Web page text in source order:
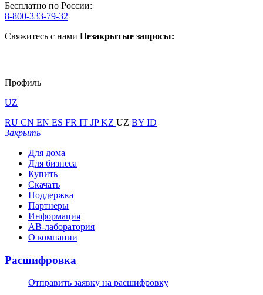
Бесплатно по России:
8-800-333-79-32
Свяжитесь с нами Незакрытые запросы:
Профиль
UZ
RU CN EN ES FR IT JPKZ UZ BY ID
Закрыть
Для дома
Для бизнеса
Купить
Скачать
Поддержка
Партнеры
Информация
АВ-лаборатория
О компании
Расшифровка
Отправить заявку на расшифровку